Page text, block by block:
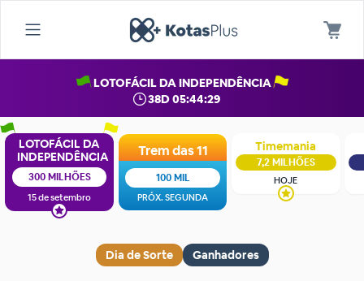
LOTOFÁCIL DA INDEPENDÊNCIA
38D 05:44:29
LOTOFÁCIL DA
INDEPENDÊNCIA
300 MILHÕES
15 de setembro
Trem das 11
100 MIL
PRÓX. SEGUNDA
Timemania
7,2 MILHÕES
HOJE
Dia de Sorte Ganhadores